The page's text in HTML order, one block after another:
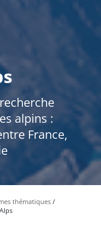
alpins :
France,
thématiques